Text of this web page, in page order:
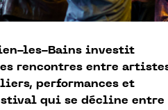
les-Bains investit
rencontres entre
performances et
qui se décline entre